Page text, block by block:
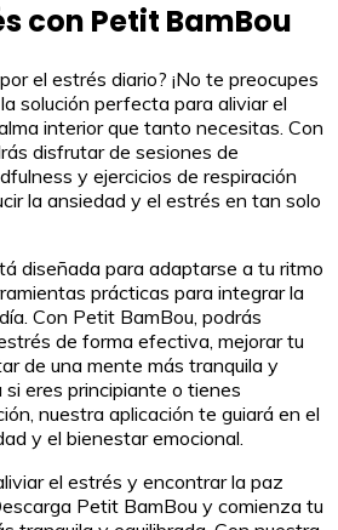
con Petit BamBou
el estrés diario? ¡No te preocupes
solución perfecta para aliviar el
interior que tanto necesitas. Con
disfrutar de sesiones de
y ejercicios de respiración
la ansiedad y el estrés en tan solo
diseñada para adaptarse a tu ritmo
prácticas para integrar la
Con Petit BamBou, podrás
de forma efectiva, mejorar tu
de una mente más tranquila y
eres principiante o tienes
nuestra aplicación te guiará en el
y el bienestar emocional.
el estrés y encontrar la paz
Petit BamBou y comienza tu